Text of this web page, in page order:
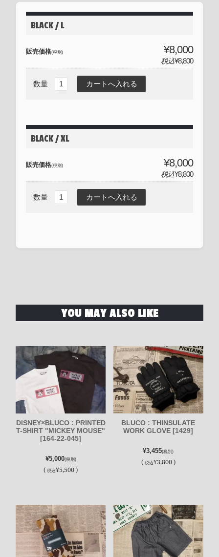
BLACK / L
販売価格(税別) ¥8,000
税込¥8,800
数量
BLACK / XL
販売価格(税別) ¥8,000
税込¥8,800
数量
YOU MAY ALSO LIKE
DISNEY×BLUCO : PRINTED
T-SHIRT "MICKEY MOUSE"
[164-22-045]
¥5,000(税別)
(税込¥5,500 )
BLUCO : THINSULATE
WORK GLOVE [1429]
¥3,455(税別)
( 税込¥3,800 )